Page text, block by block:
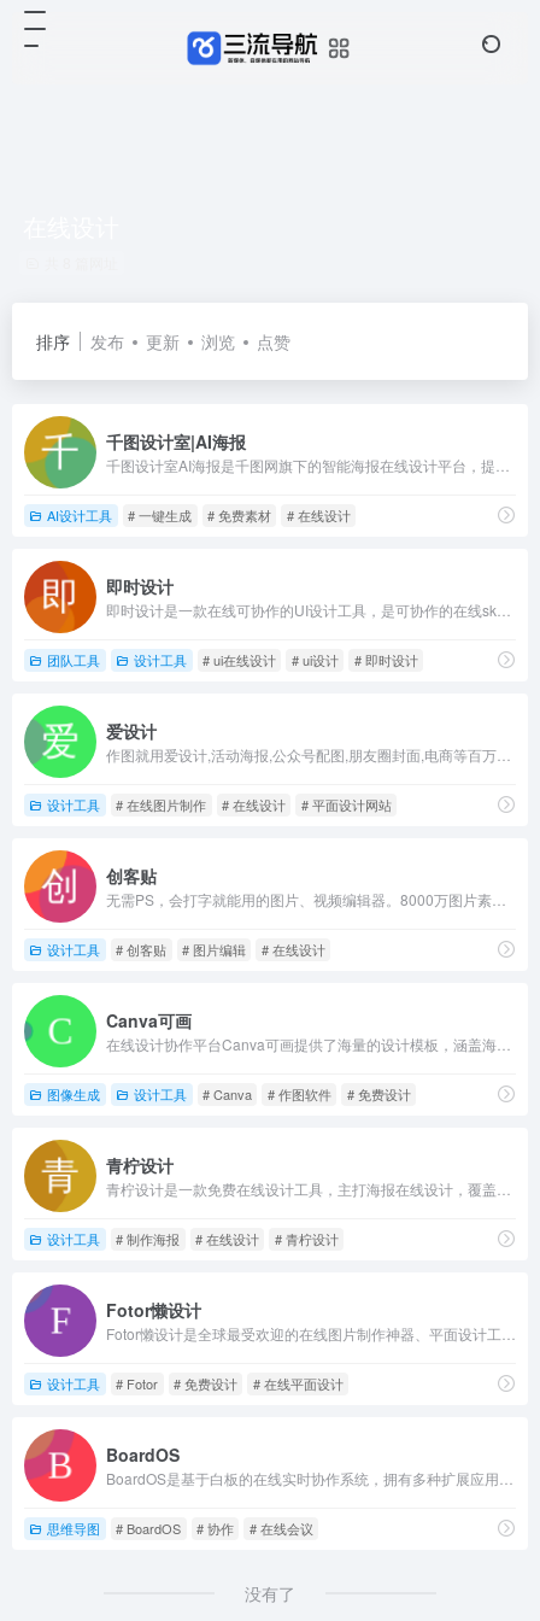
排序 发布 更新 浏览 点赞
千图设计室|AI海报
AI设计工具 # 一键生成 # 免费素材 # 在线设计
即时设计
团队工具 设计工具 # ui在线设计 # ui设计 # 即时设计
爱设计
设计工具 # 在线图片制作 # 在线设计 # 平面设计网站
创客贴
设计工具 # 创客贴 # 图片编辑 # 在线设计
Canva可画
图像生成 设计工具 # Canva # 作图软件 # 免费设计
青柠设计
设计工具 # 制作海报 # 在线设计 # 青柠设计
Fotor懒设计
设计工具 # Fotor # 免费设计 # 在线平面设计
BoardOS
思维导图 # BoardOS # 协作 # 在线会议
没有了